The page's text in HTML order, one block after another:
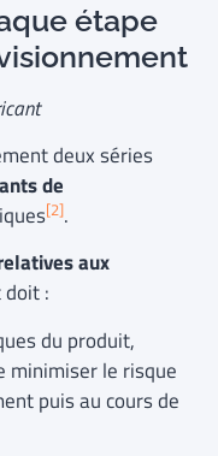
étape
deux séries
de
[2].
aux
:
du produit,
minimiser le risque
puis au cours de